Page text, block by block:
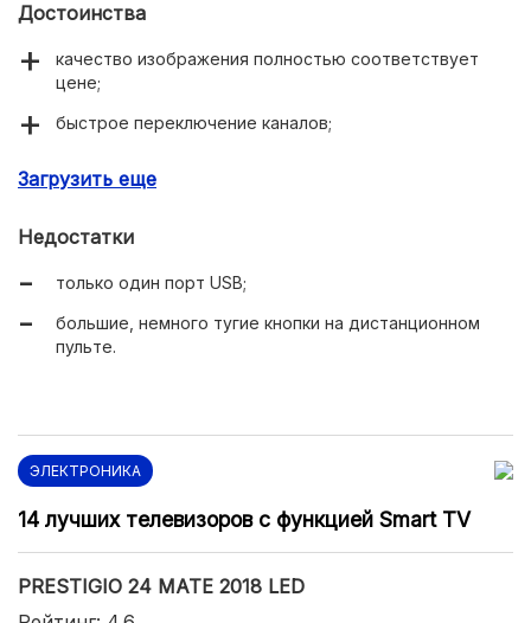
Достоинства
качество изображения полностью соответствует
цене;
быстрое переключение каналов;
акустика мощностью 14 Вт.
Загрузить еще
Недостатки
только один порт USB;
большие, немного тугие кнопки на дистанционном
пульте.
ЭЛЕКТРОНИКА
14 лучших телевизоров с функцией Smart TV
PRESTIGIO 24 MATE 2018 LED